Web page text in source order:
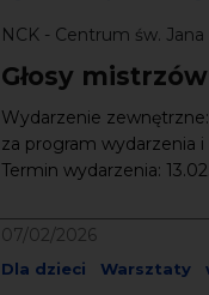
NCK - Centrum św. Jana
Głosy
Wydarzenie
za program wydarzenia
Termin wydarzenia:
07/02/2026
Dla dzieci Warsztaty